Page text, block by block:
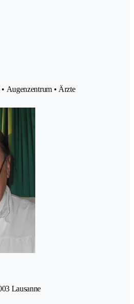
Augenzentrum • Ärzte
Lausanne